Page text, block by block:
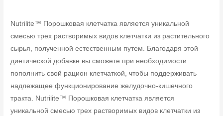
Nutrilite™ Порошковая клетчатка является уникальной
смесью трех растворимых видов клетчатки из растительного
сырья, полученной естественным путем. Благодаря этой
диетической добавке вы сможете при необходимости
пополнить свой рацион клетчаткой, чтобы поддерживать
надлежащее функционирование желудочно-кишечного
тракта. Nutrilite™ Порошковая клетчатка является
уникальной смесью трех растворимых видов клетчатки из